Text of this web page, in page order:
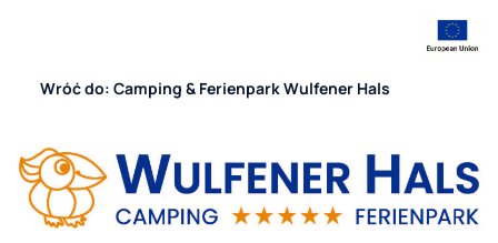
Wróć do: Camping & Ferienpark Wulfener Hals